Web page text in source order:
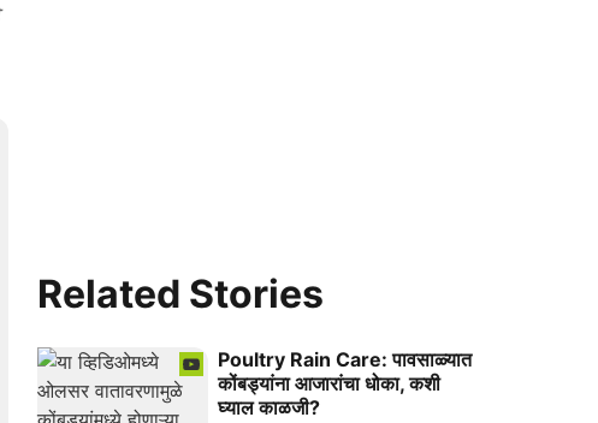
Related Stories
Poultry Rain Care: पावसाळ्यात
कोंबड्यांना आजारांचा धोका, कशी
घ्याल काळजी?